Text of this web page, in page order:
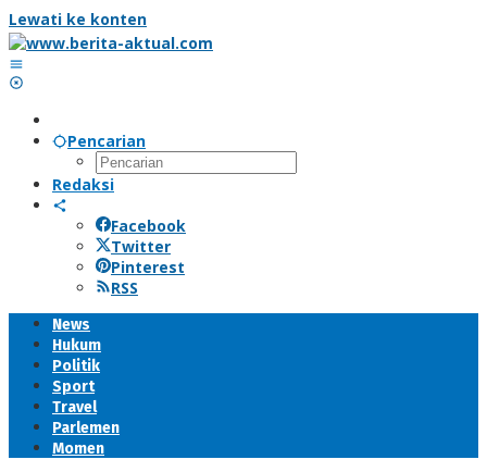
Lewati ke konten
Pencarian
Redaksi
Facebook
Twitter
Pinterest
RSS
News
Hukum
Politik
Sport
Travel
Parlemen
Momen